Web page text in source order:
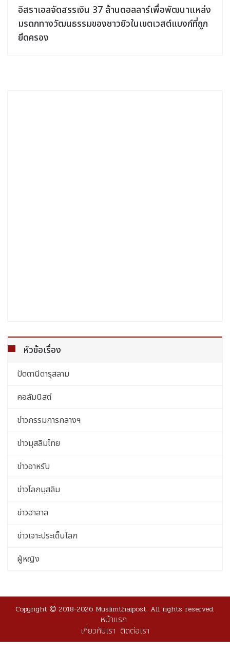
อิสราเอลจัดสรรเงิน 37 ล้านดอลลาร์เพื่อพัฒนาแหล่ง
มรดกทางวัฒนธรรมของชาวยิวในเขตเวสต์แบงก์ที่ถูก
ยึดครอง
หัวข้อเรื่อง
ปัตตานีดารุสลาม
คอลัมนิสต์
ข่าวกรรมการกลางฯ
ข่าวมุสลิมไทย
ข่าวอาหรับ
ข่าวโลกมุสลิม
ข่าวฮาลาล
ข่าวเจาะประเด็นโลก
ผู้หญิง